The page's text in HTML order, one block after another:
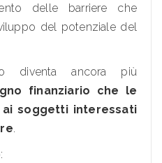
delle barriere che
del potenziale del
diventa ancora più
finanziario che le
soggetti interessati
.